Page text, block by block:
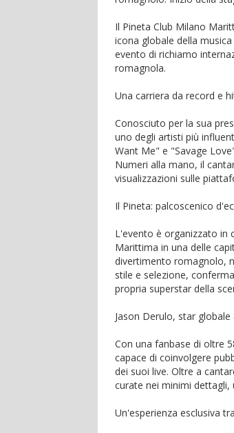
Il Pineta Club Milano
icona globale della
evento di richiamo
romagnola.
Una carriera da record e
Conosciuto per la sua
uno degli artisti più
Want Me" e "Savage
Numeri alla mano, il
visualizzazioni sulle
Il Pineta: palcoscenico
L'evento è organizzato in
Marittima in una delle
divertimento romagnolo,
stile e selezione,
propria superstar della
Jason Derulo, star globale
Con una fanbase di oltre
capace di coinvolgere
dei suoi live. Oltre a
curate nei minimi dettagli,
Un'esperienza esclusiva